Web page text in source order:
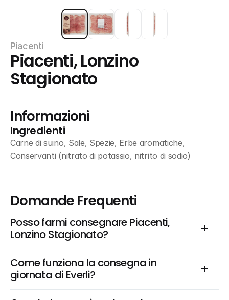
Piacenti
Piacenti, Lonzino
Stagionato
Informazioni
Ingredienti
Carne di suino, Sale, Spezie, Erbe aromatiche,
Conservanti (nitrato di potassio, nitrito di sodio)
Domande Frequenti
Posso farmi consegnare Piacenti,
Lonzino Stagionato?
Come funziona la consegna in
giornata di Everli?